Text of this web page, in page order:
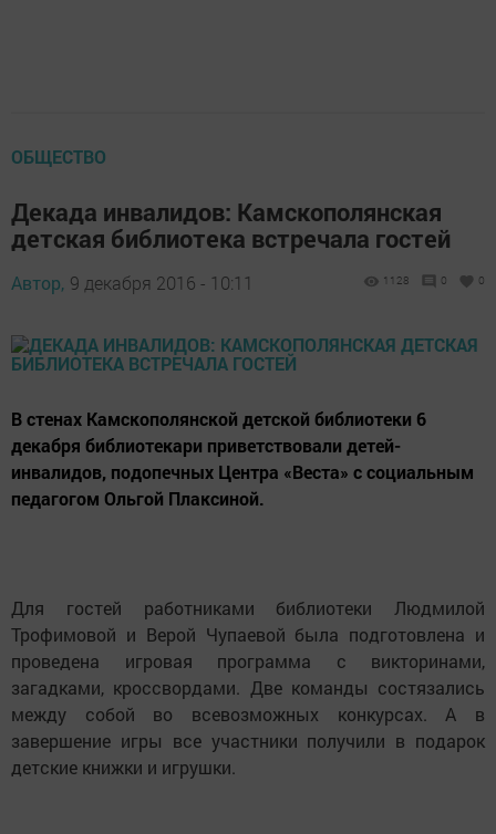
ОБЩЕСТВО
Декада инвалидов: Камскополянская
детская библиотека встречала гостей
Автор, 9 декабря 2016 - 10:11 1128 0 0
В стенах Камскополянской детской библиотеки 6
декабря библиотекари приветствовали детей-
инвалидов, подопечных Центра «Веста» с социальным
педагогом Ольгой Плаксиной.
Для гостей работниками библиотеки Людмилой
Трофимовой и Верой Чупаевой была подготовлена и
проведена игровая программа с викторинами,
загадками, кроссвордами. Две команды состязались
между собой во всевозможных конкурсах. А в
завершение игры все участники получили в подарок
детские книжки и игрушки.